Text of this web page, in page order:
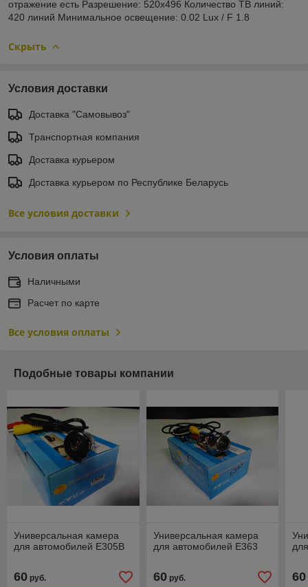
отражение есть Разрешение: 520x496 Количество ТВ линий:
420 линий Минимальное освещение: 0.02 Lux / F 1.8
Скрыть
Условия доставки
Доставка "Самовывоз"
Транспортная компания
Доставка курьером
Доставка курьером по Республике Беларусь
Все условия доставки
Условия оплаты
Наличными
Расчет по карте
Все условия оплаты
Подобные товары компании
Универсальная камера
для автомобилей E305B
60 руб.
Универсальная камера
для автомобилей E363
60руб. 60